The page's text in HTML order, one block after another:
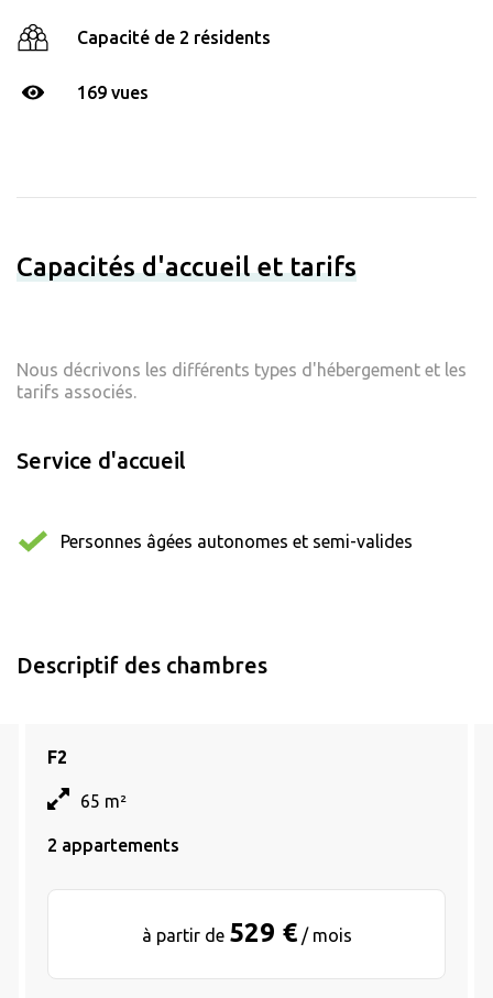
Capacité de 2 résidents
169 vues
Capacités d'accueil et tarifs
Nous décrivons les différents types d'hébergement et les
tarifs associés.
Service d'accueil
Personnes âgées autonomes et semi-valides
Descriptif des chambres
F2
65 m²
2 appartements
à partir de 529 €/ mois